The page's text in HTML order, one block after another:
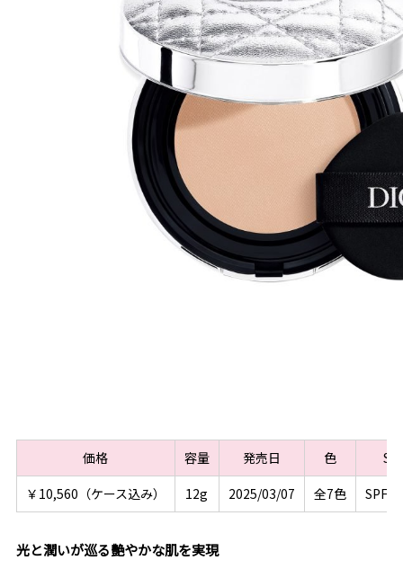
価格 容量 発売日 色
￥10,560（ケース込み）
12g 2025/03/07 全7色
光と潤いが巡る艶やかな肌を実現